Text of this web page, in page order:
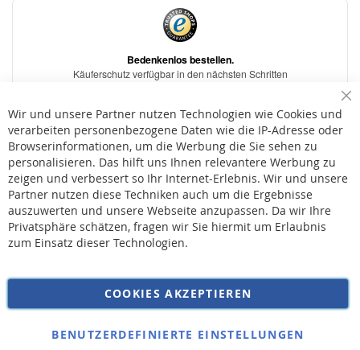
* Bei der Lieferung auf deutsche Inseln wird ein Inselzuschlag von 15,00 € auf die
Versandkosten erhoben.
AGB
Widerruf
Datenschutz
Impressum
Kontakt
Wir und unsere Partner nutzen Technologien wie Cookies und
verarbeiten personenbezogene Daten wie die IP-Adresse oder
Browserinformationen, um die Werbung die Sie sehen zu
personalisieren. Das hilft uns Ihnen relevantere Werbung zu
zeigen und verbessert so Ihr Internet-Erlebnis. Wir und unsere
Partner nutzen diese Techniken auch um die Ergebnisse
auszuwerten und unsere Webseite anzupassen. Da wir Ihre
Privatsphäre schätzen, fragen wir Sie hiermit um Erlaubnis
zum Einsatz dieser Technologien.
COOKIES AKZEPTIEREN
BENUTZERDEFINIERTE EINSTELLUNGEN